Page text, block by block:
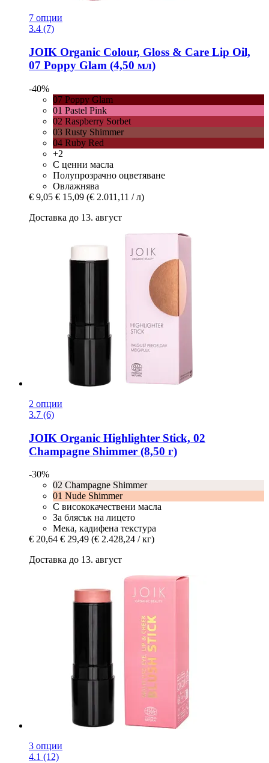
7 опции
3.4 (7)
JOIK Organic Colour, Gloss & Care Lip Oil,
07 Poppy Glam (4,50 мл)
-40%
07 Poppy Glam
01 Pastel Pink
02 Raspberry Sorbet
03 Rusty Shimmer
04 Ruby Red
+2
С ценни масла
Полупрозрачно оцветяване
Овлажнява
€ 9,05 € 15,09 (€ 2.011,11 / л)
Доставка до 13. август
2 опции
3.7 (6)
JOIK Organic Highlighter Stick, 02
Champagne Shimmer (8,50 г)
-30%
02 Champagne Shimmer
01 Nude Shimmer
С висококачествени масла
За блясък на лицето
Мека, кадифена текстура
€ 20,64 € 29,49 (€ 2.428,24 / кг)
Доставка до 13. август
3 опции
4.1 (12)